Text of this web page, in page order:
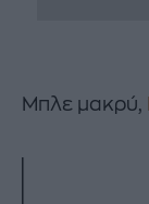
Mπλε μακρύ,